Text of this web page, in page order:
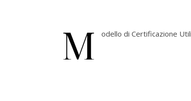
M odello di Certificazione